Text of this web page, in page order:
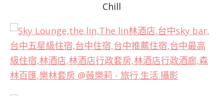
Chill